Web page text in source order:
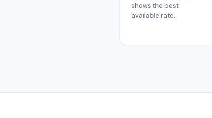
shows the best
available rate.